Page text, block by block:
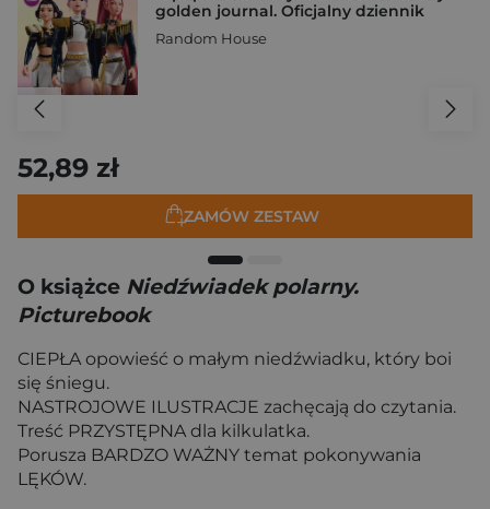
golden journal. Oficjalny dziennik
Random House
52,89 zł
ZAMÓW ZESTAW
O książce Niedźwiadek polarny.
Picturebook
CIEPŁA opowieść o małym niedźwiadku, który boi
się śniegu.
NASTROJOWE ILUSTRACJE zachęcają do czytania.
Treść PRZYSTĘPNA dla kilkulatka.
Porusza BARDZO WAŻNY temat pokonywania
LĘKÓW.